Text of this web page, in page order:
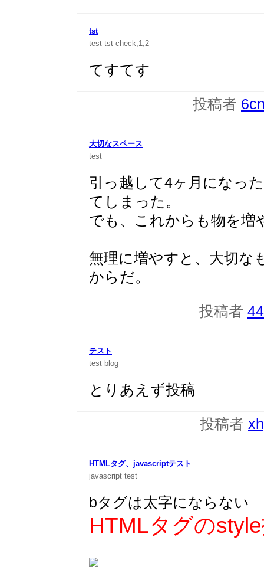
tst
test tst check,1,2
てすてす
投稿者
大切なスペース
test
引っ越して4ヶ月になっ
てしまった。
でも、これからも物を増
無理に増やすと、大切な
からだ。
投稿者
テスト
test blog
とりあえず投稿
投稿者
HTMLタグ、javascriptテスト
javascript test
bタグは太字にならない
HTMLタグの